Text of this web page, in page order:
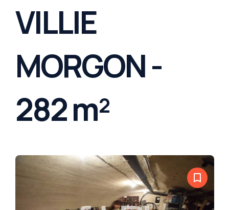
VILLIE
MORGON -
282 m²
bookmark_border